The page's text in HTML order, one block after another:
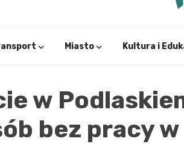
Miasto Kultura i
w
bez pracy